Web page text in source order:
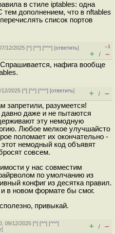
в стиле iptables: одна
тем дополнением, что в nftables
список портов
12/2025 [^] [^^] [^^^] [ответить]
–1
+ / –
нафига вообще
12/2025 [^] [^^] [^^^] [ответить]
+ / –
запретили, разумеется!
даже и не пытаются
эту немодную
Любое мелкое улучшайсто
поломает их окончательно -
этот немодный код объявят
совсем.
у нас совместим
по умолчанию из
конфиг из десятка правил.
в новом формате бы смог.
привыкай.
09/12/2025 [^] [^^] [^^^]
] + / –